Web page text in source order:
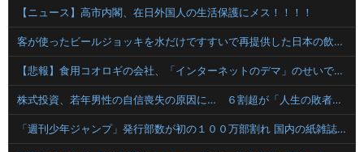
【ニュース】高市内閣、在日外国人の生活保護にメス！！！！
客が使ったビールジョッキを水だけですすいで再提供した日本の飲食店…韓国のネットで物議
【悲報】食用コオロギの会社、「インターネットのデマ」のせいで倒産ｗｗｗｗｗ
株式投資、若年男性の自信喪失の原因に… ６割超が「人生の敗者」自認か
「週刊少年ジャンプ」発行部数が初の１００万部割れ 国内の紙雑誌で「１００万部超」ゼロに